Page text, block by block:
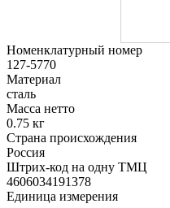
Номенклатурный номер
127-5770
Материал
сталь
Масса нетто
0.75 кг
Страна происхождения
Россия
Штрих-код на одну ТМЦ
4606034191378
Единица измерения